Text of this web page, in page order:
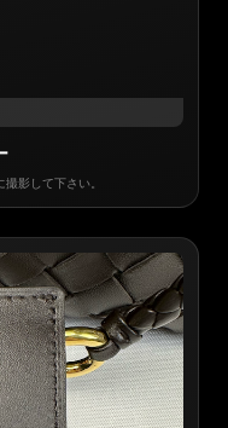
影して下さい。